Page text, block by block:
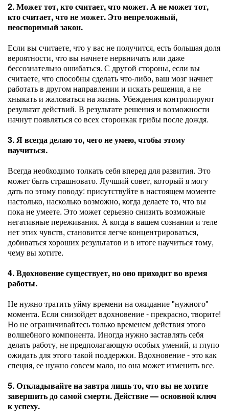
2. Может тот, кто считает, что может. А не может тот,
кто считает, что не может. Это непреложный,
неоспоримый закон.
Если вы считаете, что у вас не получится, есть большая доля
вероятности, что вы начнете нервничать или даже
бессознательно ошибаться. С другой стороны, если вы
считаете, что способны сделать что-либо, ваш мозг начнет
работать в другом направлении и искать решения, а не
хныкать и жаловаться на жизнь. Убеждения контролируют
результат действий. В результате решения и возможности
начнут появляться со всех сторонкак грибы после дождя.
3. Я всегда делаю то, чего не умею, чтобы этому
научиться.
Всегда необходимо толкать себя вперед для развития. Это
может быть страшновато. Лучший совет, который я могу
дать по этому поводу: присутствуйте в настоящем моменте
настолько, насколько возможно, когда делаете то, что вы
пока не умеете. Это может серьезно снизить возможные
негативные переживания. А когда в вашем сознании и теле
нет этих чувств, становится легче концентрироваться,
добиваться хороших результатов и в итоге научиться тому,
чему вы хотите.
4. Вдохновение существует, но оно приходит во время
работы.
Не нужно тратить уйму времени на ожидание "нужного"
момента. Если снизойдет вдохновение - прекрасно, творите!
Но не ограничивайтесь только временем действия этого
волшебного компонента. Иногда нужно заставлять себя
делать работу, не предполагающую особых умений, и глупо
ожидать для этого такой поддержки. Вдохновение - это как
специя, ее нужно совсем мало, но она может изменить все.
5. Откладывайте на завтра лишь то, что вы не хотите
завершить до самой смерти. Действие — основной ключ
к успеху.